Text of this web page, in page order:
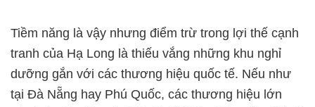
Tiềm năng là vậy nhưng điểm trừ trong lợi thế cạnh
tranh của Hạ Long là thiếu vắng những khu nghỉ
dưỡng gắn với các thương hiệu quốc tế. Nếu như
tại Đà Nẵng hay Phú Quốc, các thương hiệu lớn